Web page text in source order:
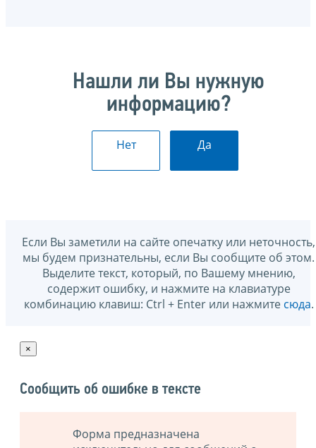
Нашли ли Вы нужную
информацию?
Нет Да
Если Вы заметили на сайте опечатку или неточность,
мы будем признательны, если Вы сообщите об этом.
Выделите текст, который, по Вашему мнению,
содержит ошибку, и нажмите на клавиатуре
комбинацию клавиш: Ctrl + Enter или нажмите сюда.
×
Сообщить об ошибке в тексте
Форма предназначена